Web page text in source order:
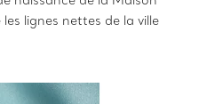
lignes nettes de la ville